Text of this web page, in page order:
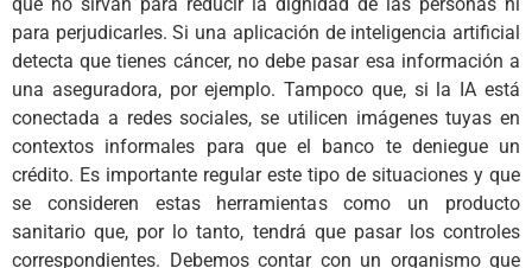
que no sirvan para reducir la dignidad de las personas ni
para perjudicarles. Si una aplicación de inteligencia artificial
detecta que tienes cáncer, no debe pasar esa información a
una aseguradora, por ejemplo. Tampoco que, si la IA está
conectada a redes sociales, se utilicen imágenes tuyas en
contextos informales para que el banco te deniegue un
crédito. Es importante regular este tipo de situaciones y que
se consideren estas herramientas como un producto
sanitario que, por lo tanto, tendrá que pasar los controles
correspondientes. Debemos contar con un organismo que